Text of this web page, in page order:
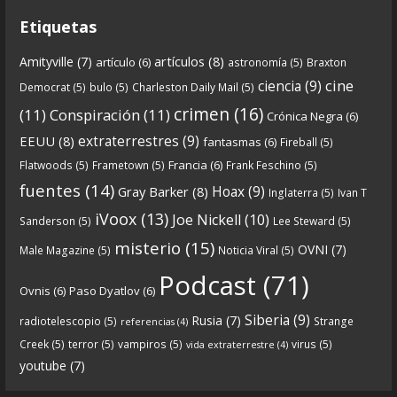
Crónicas de Nantucket
5 years ago
Crónicas De Nantucket on Twitter
Próximamente en el #Podcast
de Crónicas de
https://twitter.com/CDNantucket/status/13336753
52049274880?s=19
“Próximamente en el#podcastde Crónicas de
nantucket.
https://t.co/3zqG4RtRl7”
Etiquetas
Amityville (7) artículo (6) artículos (8) astronomía (5) Braxton
Democrat (5) bulo (5) Charleston Daily Mail (5) ciencia (9) cine
(11) Conspiración (11) crimen (16) Crónica Negra (6)
EEUU (8) extraterrestres (9) fantasmas (6) Fireball (5)
Flatwoods (5) Frametown (5) Francia (6) Frank Feschino (5)
fuentes (14) Gray Barker (8) Hoax(9) Inglaterra (5) Ivan T
Sanderson (5) iVoox (13) Joe Nickell (10) Lee Steward (5)
Male Magazine (5) misterio (15) Noticia Viral (5) OVNI (7)
Ovnis (6) Paso Dyatlov (6) Podcast (71)
radiotelescopio (5) referencias (4) Rusia (7) Siberia (9) Strange
Creek (5) terror (5) vampiros (5) vida extraterrestre (4) virus (5)
youtube (7)